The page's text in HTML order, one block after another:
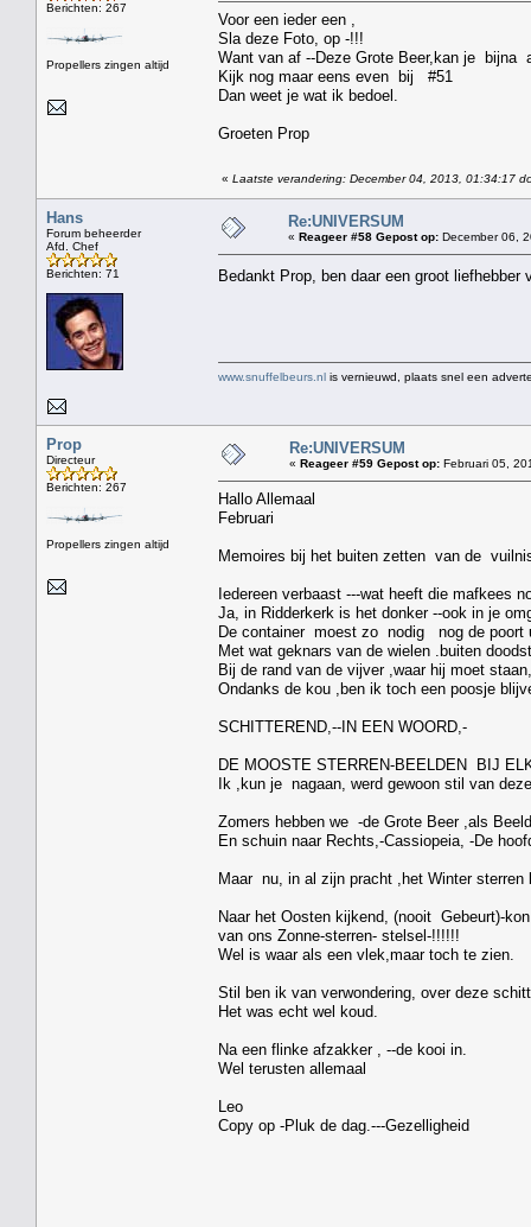
Berichten: 267
Propellers zingen altijd
Voor een ieder een ,
Sla deze Foto, op -!!!
Want van af --Deze Grote Beer,kan je bijna
Kijk nog maar eens even bij #51
Dan weet je wat ik bedoel.
Groeten Prop
« Laatste verandering: December 04, 2013, 01:34:17
Hans
Forum beheerder
Afd. Chef
Berichten: 71
Re:UNIVERSUM
« Reageer #58 Gepost op: December 06,
Bedankt Prop, ben daar een groot
www.snuffelbeurs.nl is vernieuwd, plaats snel een
Prop
Directeur
Berichten: 267
Propellers zingen altijd
Re:UNIVERSUM
« Reageer #59 Gepost op: Februari 05,
Hallo Allemaal
Februari
Memoires bij het buiten zetten van de
Iedereen verbaast ---wat heeft die mafkees
Ja, in Ridderkerk is het donker --ook in je
De container moest zo nodig nog de poort
Met wat geknars van de wielen .buiten
Bij de rand van de vijver ,waar hij moet
Ondanks de kou ,ben ik toch een poosje
SCHITTEREND,--IN EEN WOORD,-
DE MOOSTE STERREN-BEELDEN BIJ
Ik ,kun je nagaan, werd gewoon stil van
Zomers hebben we -de Grote Beer ,als
En schuin naar Rechts,-Cassiopeia, -De
Maar nu, in al zijn pracht ,het Winter sterren
Naar het Oosten kijkend, (nooit Gebeurt)-
van ons Zonne-sterren- stelsel-!!!!!!
Wel is waar als een vlek,maar toch te zien.
Stil ben ik van verwondering, over deze
Het was echt wel koud.
Na een flinke afzakker , --de kooi in.
Wel terusten allemaal
Leo
Copy op -Pluk de dag.---Gezelligheid